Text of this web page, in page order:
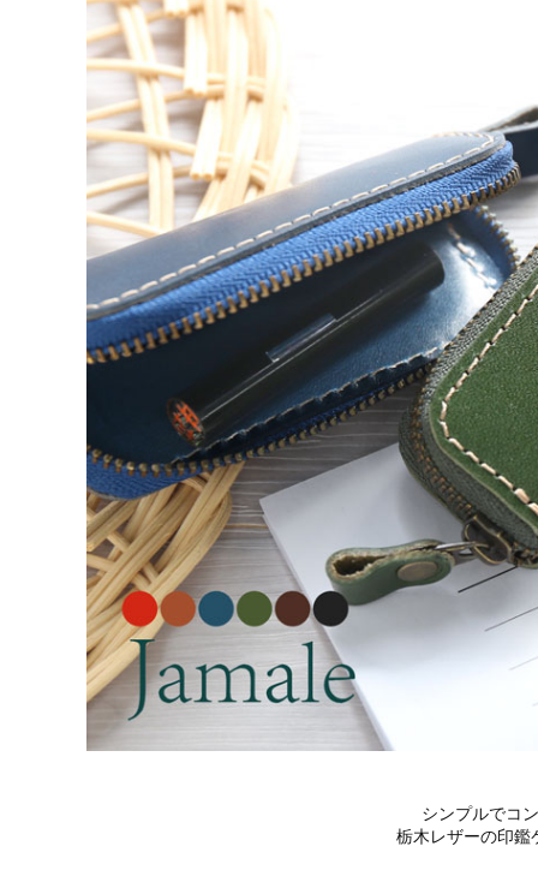
シンプルでコ
栃木レザーの印鑑